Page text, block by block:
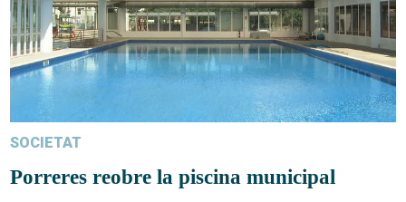
SOCIETAT
Porreres reobre la piscina municipal